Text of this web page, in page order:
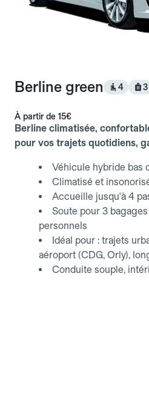
Berline green 4 3
À partir de 15€
Berline climatisée,
pour vos trajets quotidiens,
Véhicule hybride bas
Climatisé et
Accueille jusqu'à 4
Soute pour 3
personnels
Idéal pour : trajets
aéroport (CDG, Orly),
Conduite souple,